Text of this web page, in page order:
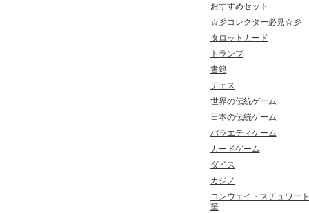
おすすめセット
☆彡コレクター必見☆彡
タロットカード
トランプ
書籍
チェス
世界の伝統ゲーム
日本の伝統ゲーム
バラエティゲーム
カードゲーム
ダイス
カジノ
コンウェイ・スチュワー
筆